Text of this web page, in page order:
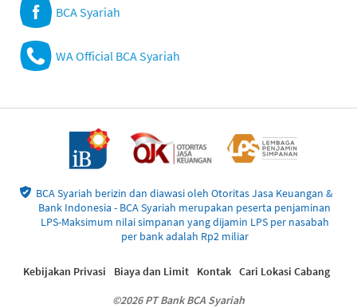
BCA Syariah
WA Official BCA Syariah
BCA Syariah berizin dan diawasi oleh Otoritas Jasa Keuangan &
Bank Indonesia - BCA Syariah merupakan peserta penjaminan
LPS-Maksimum nilai simpanan yang dijamin LPS per nasabah
per bank adalah Rp2 miliar
©2026 PT Bank BCA Syariah
Kebijakan Privasi Biaya dan Limit Kontak Cari Lokasi Cabang